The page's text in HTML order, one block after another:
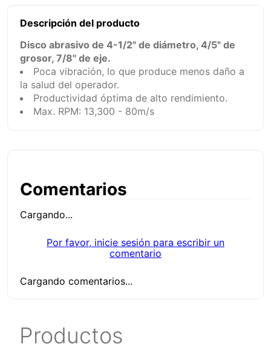
Descripción del producto
Disco abrasivo de 4-1/2" de diámetro, 4/5" de
grosor, 7/8" de eje.
Poca vibración, lo que produce menos daño a
la salud del operador.
Productividad óptima de alto rendimiento.
Max. RPM: 13,300 - 80m/s
Comentarios
Cargando...
Por favor, inicie sesión para escribir un
comentario
Cargando comentarios...
Productos